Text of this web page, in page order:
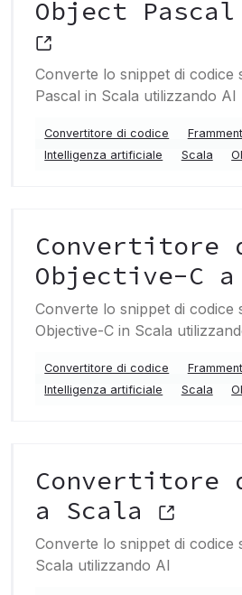
Object
Converte lo snippet di codice
Pascal in Scala utilizzando AI
Convertitore di codice
Intelligenza artificiale
Scala
Convertitore
Objective-C
Converte lo snippet di codice
Objective-C in Scala
Convertitore di codice
Intelligenza artificiale
Scala
Convertitore
a Scala
Converte lo snippet di codice
Scala utilizzando AI